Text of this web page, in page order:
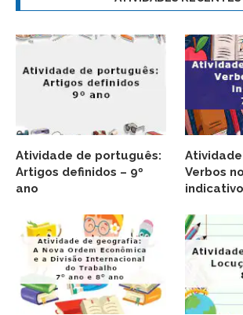
Atividade de português:
Artigos definidos – 9º
ano
Verbos